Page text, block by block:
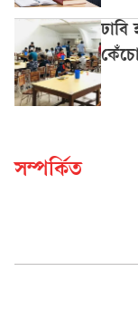
ঢাবি
সম্পর্কিত